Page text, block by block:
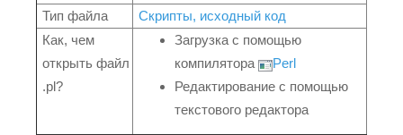
Тип файла
Скрипты, исходный код
Как, чем
открыть файл
.pl?
Загрузка с помощью
компилятора
Perl
Редактирование с помощью
текстового редактора